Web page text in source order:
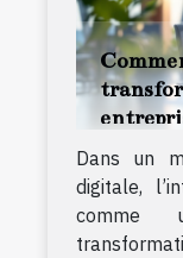
Dans un
digitale,
comme